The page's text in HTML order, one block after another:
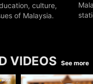
culture,
of Malaysia.
VIDEOS See more